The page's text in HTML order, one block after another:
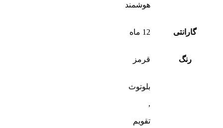
هوشمند
گارانتی 12 ماه
رنگ قرمز
بلوتوث
,
تقویم